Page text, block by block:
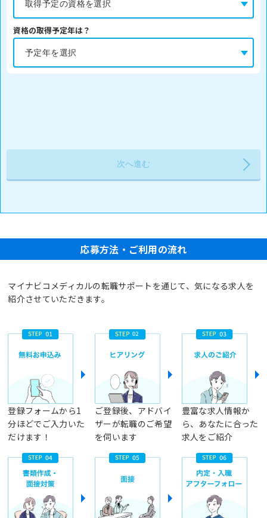
資格の取得予定年は？
応募方法・ご利用の流れ
マイナビコメディカルの転職サポートを通じて、気になる求人を
紹介させていただきます。
登録フォームから1
分ほどでご入力いた
だけます！
ご登録後、アドバイ
ザーが転職のご希望
を伺います
豊富な求人情報か
ら、あなたに合った
求人をご紹介